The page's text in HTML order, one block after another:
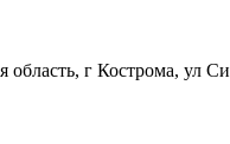
область, г Кострома, ул